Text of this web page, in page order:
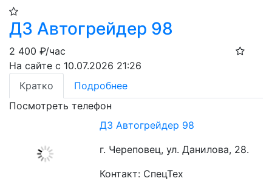
ДЗ Автогрейдер 98
2 400 ₽/час
На сайте с 10.07.2026 21:26
Кратко
Подробнее
Посмотреть телефон
ДЗ Автогрейдер 98
г. Череповец, ул. Данилова, 28.
Контакт: СпецТех